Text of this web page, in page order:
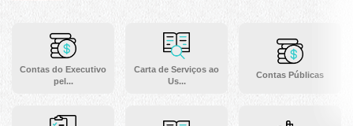
Contas do Executivo
pel...
Carta de Serviços ao
Us...
Contas Públicas